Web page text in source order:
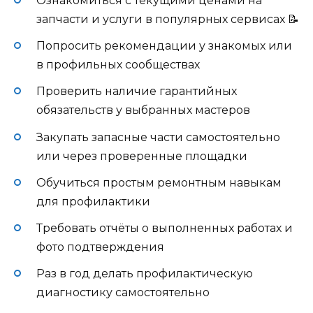
запчасти и услуги в популярных сервисах 📝
Попросить рекомендации у знакомых или
в профильных сообществах
Проверить наличие гарантийных
обязательств у выбранных мастеров
Закупать запасные части самостоятельно
или через проверенные площадки
Обучиться простым ремонтным навыкам
для профилактики
Требовать отчёты о выполненных работах и
фото подтверждения
Раз в год делать профилактическую
диагностику самостоятельно